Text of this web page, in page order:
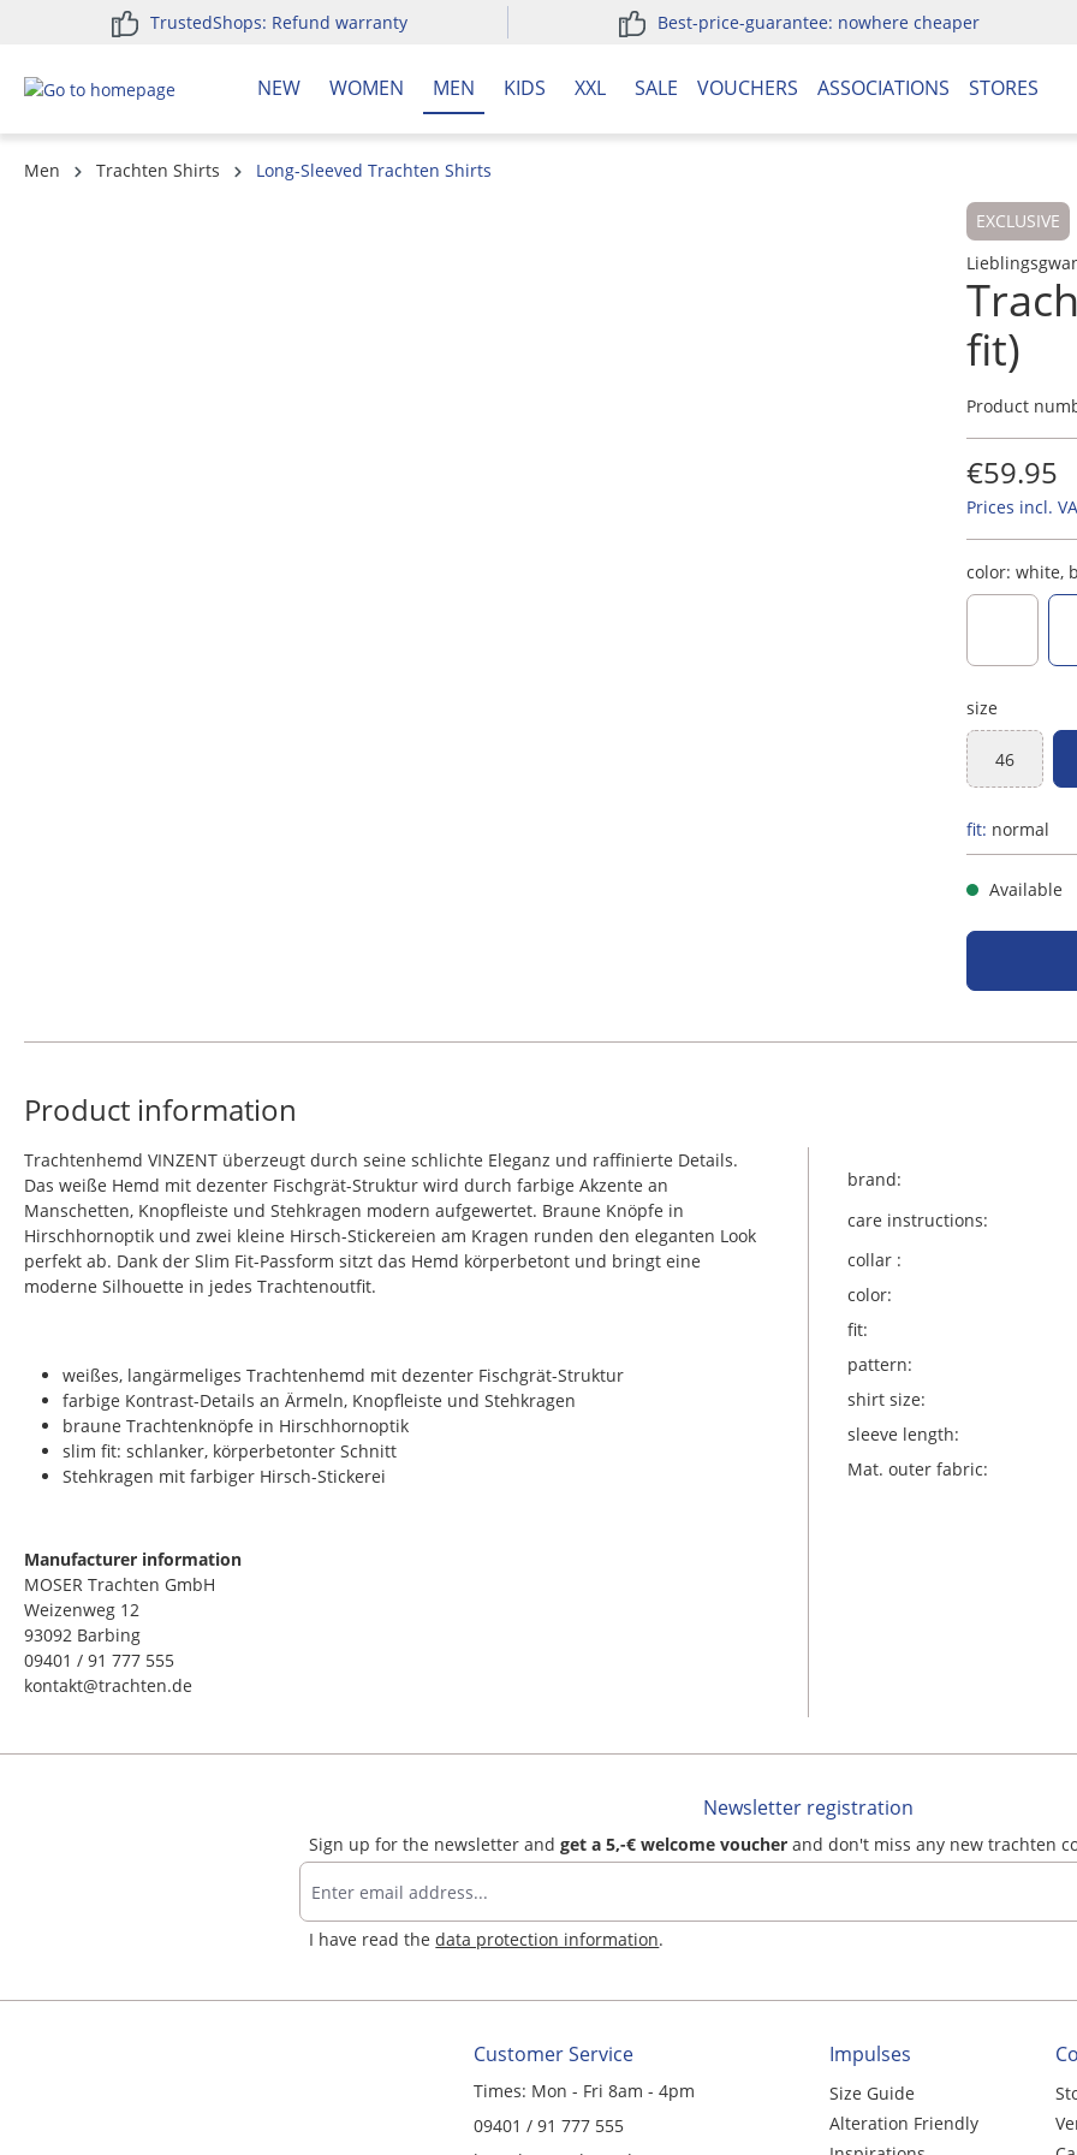
Skip to main navigation
TrustedShops: Refund warranty Best-price-guarantee: nowhere cheaper
NEW WOMEN MEN KIDS XXL SALE VOUCHERS ASSOCIATIONS STORES
Men Trachten Shirts
Long-Sleeved Trachten Shirts
EXCLUSIVE
fit)
Product
€59.95
Prices incl.
color: white,
size
46(This
fit: normal
Available
Product information
Trachtenhemd VINZENT überzeugt durch seine schlichte Eleganz und raffinierte Details.
Das weiße Hemd mit dezenter Fischgrät-Struktur wird durch farbige Akzente an
Manschetten, Knopfleiste und Stehkragen modern aufgewertet. Braune Knöpfe in
Hirschhornoptik und zwei kleine Hirsch-Stickereien am Kragen runden den eleganten Look
perfekt ab. Dank der Slim Fit-Passform sitzt das Hemd körperbetont und bringt eine
moderne Silhouette in jedes Trachtenoutfit.
weißes, langärmeliges Trachtenhemd mit dezenter Fischgrät-Struktur
farbige Kontrast-Details an Ärmeln, Knopfleiste und Stehkragen
braune Trachtenknöpfe in Hirschhornoptik
slim fit: schlanker, körperbetonter Schnitt
Stehkragen mit farbiger Hirsch-Stickerei
Manufacturer information
MOSER Trachten GmbH
Weizenweg 12
93092 Barbing
09401 / 91 777 555
kontakt@trachten.de
brand:
care instructions:
collar :
color:
fit:
pattern:
shirt size:
sleeve length:
Mat. outer fabric:
Newsletter registration
Sign up for the newsletter andget a 5,-€ welcome voucher and don't miss any new trachten
I have read thedata protection information.
Customer Service
Times: Mon - Fri 8am - 4pm
09401 / 91 777 555
Impulses
Size Guide
Alteration Friendly